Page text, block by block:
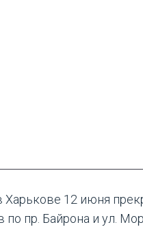
12 июня
пр. Байрона и ул.